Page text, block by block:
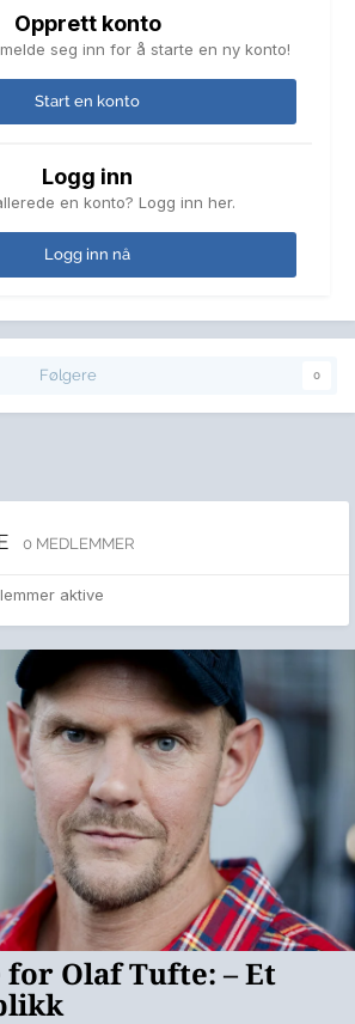
Opprett konto
seg inn for å starte en ny konto!
Start en konto
Logg inn
en konto? Logg inn her.
Logg inn nå
Følgere 0
0 MEDLEMMER
aktive